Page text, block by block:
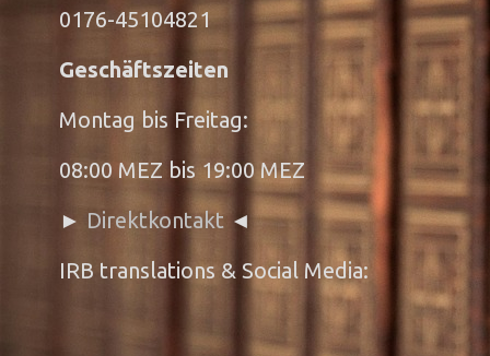
0176-45104821
Geschäftszeiten
Montag bis Freitag:
08:00 MEZ bis 19:00 MEZ
► Direktkontakt ◄
IRB translations & Social Media: